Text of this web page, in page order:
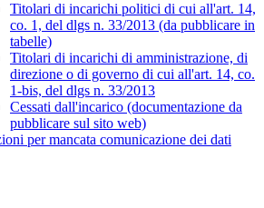
Titolari di incarichi politici di cui all'art. 14,
co. 1, del dlgs n. 33/2013 (da pubblicare in
tabelle)
Titolari di incarichi di amministrazione, di
direzione o di governo di cui all'art. 14, co.
1-bis, del dlgs n. 33/2013
Cessati dall'incarico (documentazione da
pubblicare sul sito web)
per mancata comunicazione dei dati